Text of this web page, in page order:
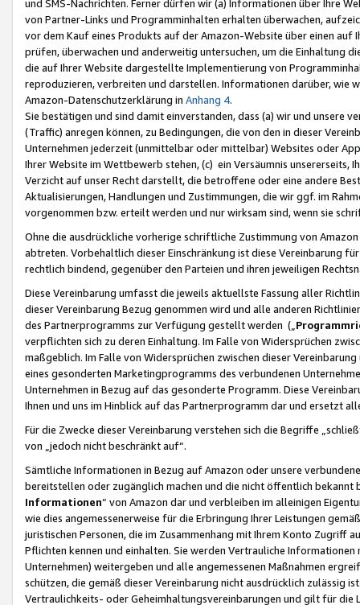
und SMS-Nachrichten. Ferner dürfen wir (a) Informationen über Ihre
von Partner-Links und Programminhalten erhalten überwachen,
vor dem Kauf eines Produkts auf der Amazon-Website über einen
prüfen, überwachen und anderweitig untersuchen, um die Einhaltung
die auf Ihrer Website dargestellte Implementierung von
reproduzieren, verbreiten und darstellen. Informationen darüber, wie
Amazon-Datenschutzerklärung in Anhang 4.
Sie bestätigen und sind damit einverstanden, dass (a) wir und
(Traffic) anregen können, zu Bedingungen, die von den in dieser
Unternehmen jederzeit (unmittelbar oder mittelbar) Websites oder
Ihrer Website im Wettbewerb stehen, (c) ein Versäumnis unsererseits,
Verzicht auf unser Recht darstellt, die betroffene oder eine andere
Aktualisierungen, Handlungen und Zustimmungen, die wir ggf. im
vorgenommen bzw. erteilt werden und nur wirksam sind, wenn sie
Ohne die ausdrückliche vorherige schriftliche Zustimmung von
abtreten. Vorbehaltlich dieser Einschränkung ist diese Vereinbarung
rechtlich bindend, gegenüber den Parteien und ihren jeweiligen
Diese Vereinbarung umfasst die jeweils aktuellste Fassung aller
dieser Vereinbarung Bezug genommen wird und alle anderen
des Partnerprogramms zur Verfügung gestellt werden („
verpflichten sich zu deren Einhaltung. Im Falle von Widersprüchen
maßgeblich. Im Falle von Widersprüchen zwischen dieser
eines gesonderten Marketingprogramms des verbundenen
Unternehmen in Bezug auf das gesonderte Programm. Diese
Ihnen und uns im Hinblick auf das Partnerprogramm dar und ersetzt
Für die Zwecke dieser Vereinbarung verstehen sich die Begriffe
von „jedoch nicht beschränkt auf“.
Sämtliche Informationen in Bezug auf Amazon oder unsere
bereitstellen oder zugänglich machen und die nicht öffentlich
Informationen“ von Amazon dar und verbleiben im alleinigen
wie dies angemessenerweise für die Erbringung Ihrer Leistungen
juristischen Personen, die im Zusammenhang mit Ihrem Konto
Pflichten kennen und einhalten. Sie werden Vertrauliche
Unternehmen) weitergeben und alle angemessenen Maßnahmen
schützen, die gemäß dieser Vereinbarung nicht ausdrücklich zulässig
Vertraulichkeits- oder Geheimhaltungsvereinbarungen und gilt für die